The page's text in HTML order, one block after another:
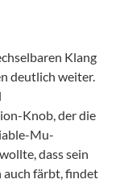
Klang
deutlich weiter.
Knob, der die
Mu-
dass sein
auch färbt, findet